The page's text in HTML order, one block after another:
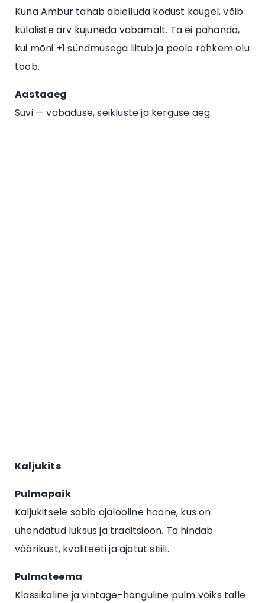
Kuna Ambur tahab abielluda kodust kaugel, võib
külaliste arv kujuneda vabamalt. Ta ei pahanda,
kui mõni +1 sündmusega liitub ja peole rohkem elu
toob.
Aastaaeg
Suvi — vabaduse, seikluste ja kerguse aeg.
Kaljukits
Pulmapaik
Kaljukitsele sobib ajalooline hoone, kus on
ühendatud luksus ja traditsioon. Ta hindab
väärikust, kvaliteeti ja ajatut stiili.
Pulmateema
Klassikaline ja vintage-hõnguline pulm võiks talle